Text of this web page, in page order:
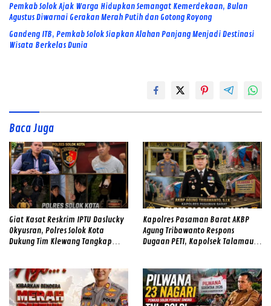
Pemkab Solok Ajak Warga Hidupkan Semangat Kemerdekaan, Bulan
Agustus Diwarnai Gerakan Merah Putih dan Gotong Royong
Gandeng ITB, Pemkab Solok Siapkan Alahan Panjang Menjadi Destinasi
Wisata Berkelas Dunia
Baca Juga
Giat Kasat Reskrim IPTU Daslucky
Okyusran, Polres Solok Kota
Dukung Tim Klewang Tangkap
Kapolres Pasaman Barat AKBP
Agung Tribawanto Respons
Dugaan PETI, Kapolsek Talamau